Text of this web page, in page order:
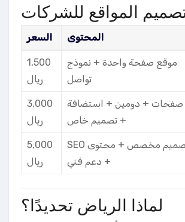
المواقع للشركات
المحتوى السعر
موقع صفحة واحدة + نموذج
تواصل
1,500
ريال
صفحات + دومين + استضافة
+ تصميم خاص
3,000
ريال
تصميم مخصص + محتوى SEO
+ دعم فني
5,000
ريال
لماذا الرياض تحديدًا؟